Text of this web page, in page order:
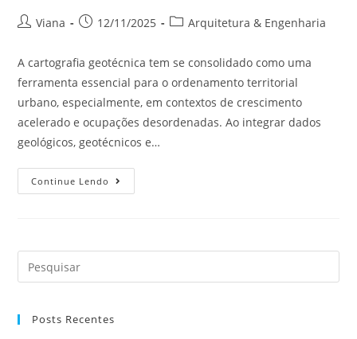
Viana 12/11/2025 Arquitetura & Engenharia
A cartografia geotécnica tem se consolidado como uma
ferramenta essencial para o ordenamento territorial
urbano, especialmente, em contextos de crescimento
acelerado e ocupações desordenadas. Ao integrar dados
geológicos, geotécnicos e…
Continue Lendo
Posts Recentes